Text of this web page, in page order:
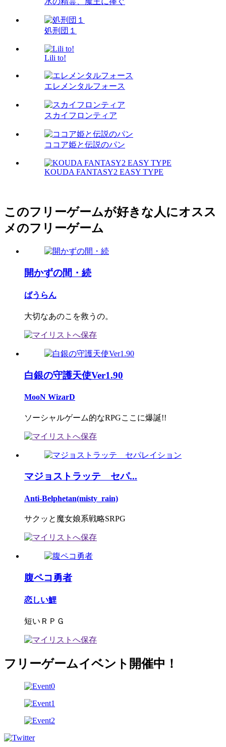
処刑団１
Lili to!
エレメンタルフォース
スカイフロンティア
ココア姫と伝説のパン
KOUDA FANTASY2 EASY TYPE
このフリーゲームが好きな人にオスス
メのフリーゲーム
開かずの間・続
ばうらん
大切なあのこを救うの。
白銀の守護天使Ver1.90
MooN WizarD
ソーシャルゲーム的なRPGここに爆誕!!
マジョストラッテ セパ...
Anti-Belphetan(misty_rain)
サクッと魔女娘系戦略SRPG
腹ペコ勇者
恋しい鯉
短いＲＰＧ
フリーゲームイベント開催中！